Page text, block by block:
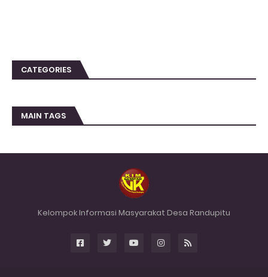
CATEGORIES
MAIN TAGS
Kelompok Informasi Masyarakat Desa Randupitu